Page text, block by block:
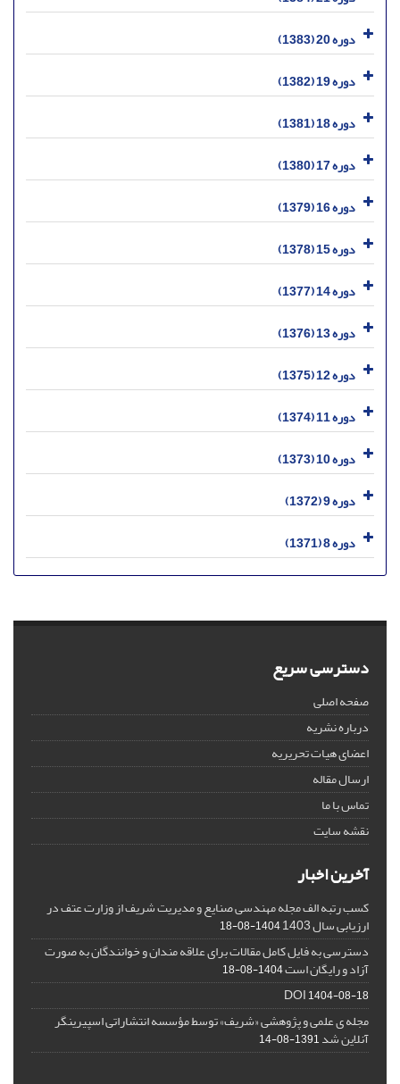
دوره 20 (1383)
دوره 19 (1382)
دوره 18 (1381)
دوره 17 (1380)
دوره 16 (1379)
دوره 15 (1378)
دوره 14 (1377)
دوره 13 (1376)
دوره 12 (1375)
دوره 11 (1374)
دوره 10 (1373)
دوره 9 (1372)
دوره 8 (1371)
دسترسی سریع
صفحه اصلی
درباره نشریه
اعضای هیات تحریریه
ارسال مقاله
تماس با ما
نقشه سایت
آخرین اخبار
کسب رتبه الف مجله مهندسی صنایع و مدیریت شریف از وزارت عتف در
ارزیابی سال 1403 1404-08-18
دسترسی به فایل کامل مقالات برای علاقه مندان و خوانندگان به صورت
آزاد و رایگان است1404-08-18
DOI1404-08-18
مجله ی علمی و پژوهشی «شریف» توسط مؤسسه انتشاراتی اسپیرینگر
آنلاین شد1391-08-14